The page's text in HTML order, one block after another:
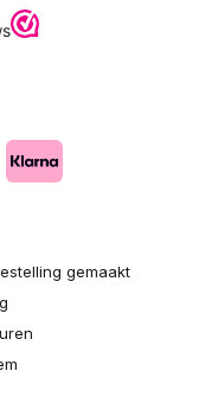
gemaakt